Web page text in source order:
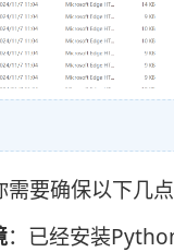
要确保以下几点
：已经安装